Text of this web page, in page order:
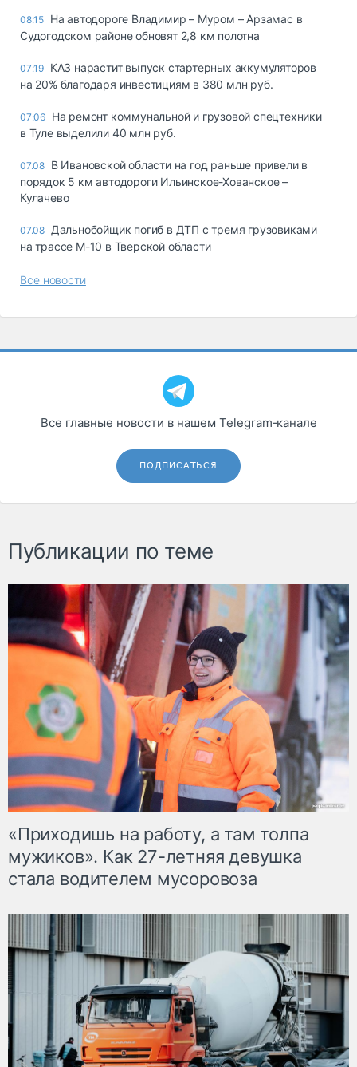
08:15 На автодороге Владимир – Муром – Арзамас в
Судогодском районе обновят 2,8 км полотна
07:19 КАЗ нарастит выпуск стартерных аккумуляторов
на 20% благодаря инвестициям в 380 млн руб.
07:06 На ремонт коммунальной и грузовой спецтехники
в Туле выделили 40 млн руб.
07.08 В Ивановской области на год раньше привели в
порядок 5 км автодороги Ильинское-Хованское –
Кулачево
07.08 Дальнобойщик погиб в ДТП с тремя грузовиками
на трассе М-10 в Тверской области
Все новости
Все главные новости в нашем Telegram‑канале
ПОДПИСАТЬСЯ
Публикации по теме
«Приходишь на работу, а там толпа
мужиков». Как 27-летняя девушка
стала водителем мусоровоза